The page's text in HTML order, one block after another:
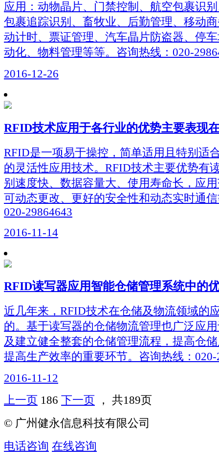
应用：动物晶片、门禁控制、航空包裹识
包裹追踪识别、畜牧业、后勤管理、移动
动计时、票证管理、汽车晶片防盗器、停
动化、物料管理等等。咨询热线：020-
2016-12-26
RFID技术应用于各行业的优势主要表现
RFID是一项易于操控，简单适用且特别适
的灵活性应用技术。RFID技术主要优势有
别速度快、数据容量大、使用寿命长，应
可动态更改、更好的安全性和动态实时通
020-29864643
2016-11-14
RFID读写器应用智能仓储管理系统中的
近几年来，RFID技术在仓储及物流领域的
的。基于读写器的仓储物流管理也广泛应
及建立健全整套的仓储管理流程，提高仓
提高生产效率的重要环节。咨询热线：020-
2016-11-12
上一页 186 下一页 ， 共189页
© 广州健永信息科技有限公司
电话咨询 在线咨询